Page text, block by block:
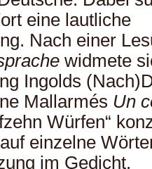
eine lautliche
Nach einer
widmete
Ingolds
Mallarmés Un
Würfen“
einzelne
im Gedicht.